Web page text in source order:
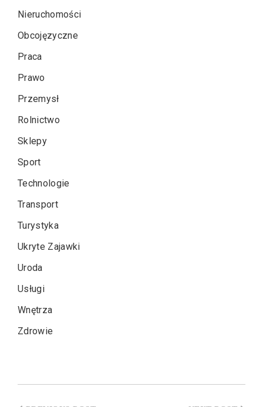
Nieruchomości
Obcojęzyczne
Praca
Prawo
Przemysł
Rolnictwo
Sklepy
Sport
Technologie
Transport
Turystyka
Ukryte Zajawki
Uroda
Usługi
Wnętrza
Zdrowie